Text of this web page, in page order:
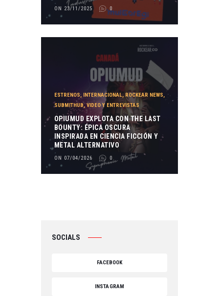
ON 23/11/2025 0
ESTRENOS, INTERNACIONAL, ROCKEAR NEWS,
SUBMITHUB,VIDEO Y ENTREVISTAS
OPIUMUD EXPLOTA CON THE LAST
BOUNTY: ÉPICA OSCURA
INSPIRADA EN CIENCIA FICCIÓN Y
METAL ALTERNATIVO
ON 07/04/2026 0
SOCIALS
FACEBOOK
INSTAGRAM